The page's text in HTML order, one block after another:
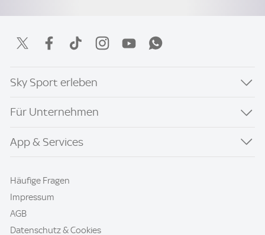
Sky Sport erleben
Für Unternehmen
App & Services
Häufige Fragen
Impressum
AGB
Datenschutz & Cookies